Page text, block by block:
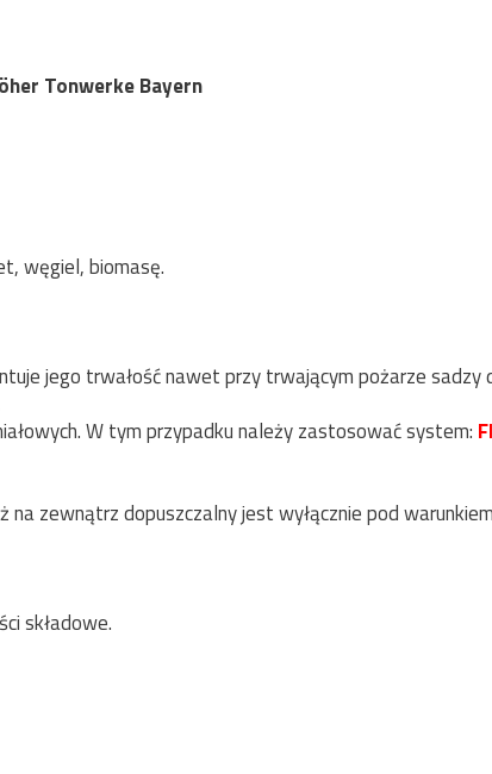
Tonwerke Bayern
węgiel, biomasę.
jego trwałość nawet przy trwającym pożarze sadzy
W tym przypadku należy zastosować system:
zewnątrz dopuszczalny jest wyłącznie pod
składowe.